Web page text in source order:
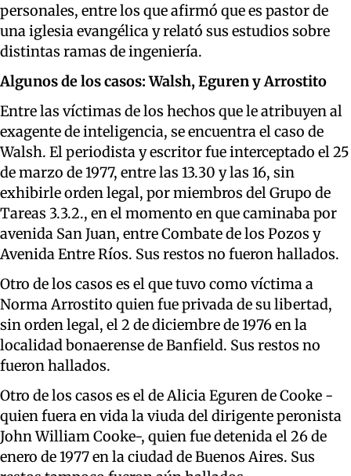
personales, entre los que afirmó que es pastor de
una iglesia evangélica y relató sus estudios sobre
distintas ramas de ingeniería.
Algunos de los casos: Walsh, Eguren y Arrostito
Entre las víctimas de los hechos que le atribuyen al
exagente de inteligencia, se encuentra el caso de
Walsh. El periodista y escritor fue interceptado el 25
de marzo de 1977, entre las 13.30 y las 16, sin
exhibirle orden legal, por miembros del Grupo de
Tareas 3.3.2., en el momento en que caminaba por
avenida San Juan, entre Combate de los Pozos y
Avenida Entre Ríos. Sus restos no fueron hallados.
Otro de los casos es el que tuvo como víctima a
Norma Arrostito quien fue privada de su libertad,
sin orden legal, el 2 de diciembre de 1976 en la
localidad bonaerense de Banfield. Sus restos no
fueron hallados.
Otro de los casos es el de Alicia Eguren de Cooke -
quien fuera en vida la viuda del dirigente peronista
John William Cooke-, quien fue detenida el 26 de
enero de 1977 en la ciudad de Buenos Aires. Sus